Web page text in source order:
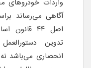
آگاهی می‌رساند
اصل 44
تدوین